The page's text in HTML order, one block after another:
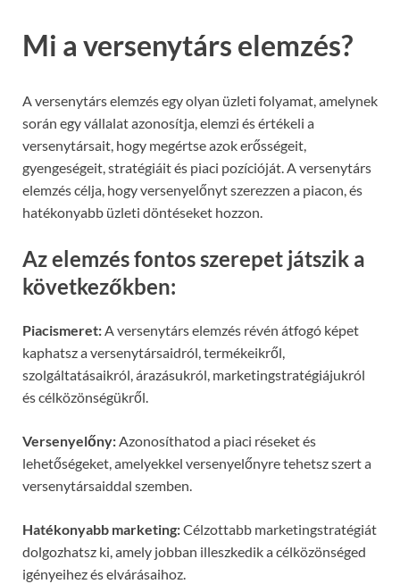
Mi a versenytárs elemzés?
A versenytárs elemzés egy olyan üzleti folyamat, amelynek
során egy vállalat azonosítja, elemzi és értékeli a
versenytársait, hogy megértse azok erősségeit,
gyengeségeit, stratégiáit és piaci pozícióját. A versenytárs
elemzés célja, hogy versenyelőnyt szerezzen a piacon, és
hatékonyabb üzleti döntéseket hozzon.
Az elemzés fontos szerepet játszik a
következőkben:
Piacismeret:A versenytárs elemzés révén átfogó képet
kaphatsz a versenytársaidról, termékeikről,
szolgáltatásaikról, árazásukról, marketingstratégiájukról
és célközönségükről.
Versenyelőny:Azonosíthatod a piaci réseket és
lehetőségeket, amelyekkel versenyelőnyre tehetsz szert a
versenytársaiddal szemben.
Hatékonyabb marketing:Célzottabb marketingstratégiát
dolgozhatsz ki, amely jobban illeszkedik a célközönséged
igényeihez és elvárásaihoz.